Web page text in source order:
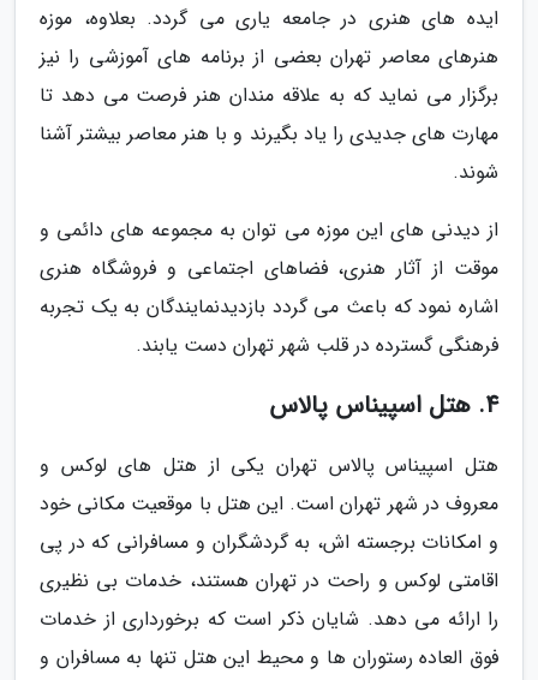
ایده های هنری در جامعه یاری می گردد. بعلاوه، موزه
هنرهای معاصر تهران بعضی از برنامه های آموزشی را نیز
برگزار می نماید که به علاقه مندان هنر فرصت می دهد تا
مهارت های جدیدی را یاد بگیرند و با هنر معاصر بیشتر آشنا
شوند.
از دیدنی های این موزه می توان به مجموعه های دائمی و
موقت از آثار هنری، فضاهای اجتماعی و فروشگاه هنری
اشاره نمود که باعث می گردد بازدیدنمایندگان به یک تجربه
فرهنگی گسترده در قلب شهر تهران دست یابند.
4. هتل اسپیناس پالاس
هتل اسپیناس پالاس تهران یکی از هتل های لوکس و
معروف در شهر تهران است. این هتل با موقعیت مکانی خود
و امکانات برجسته اش، به گردشگران و مسافرانی که در پی
اقامتی لوکس و راحت در تهران هستند، خدمات بی نظیری
را ارائه می دهد. شایان ذکر است که برخورداری از خدمات
فوق العاده رستوران ها و محیط این هتل تنها به مسافران و